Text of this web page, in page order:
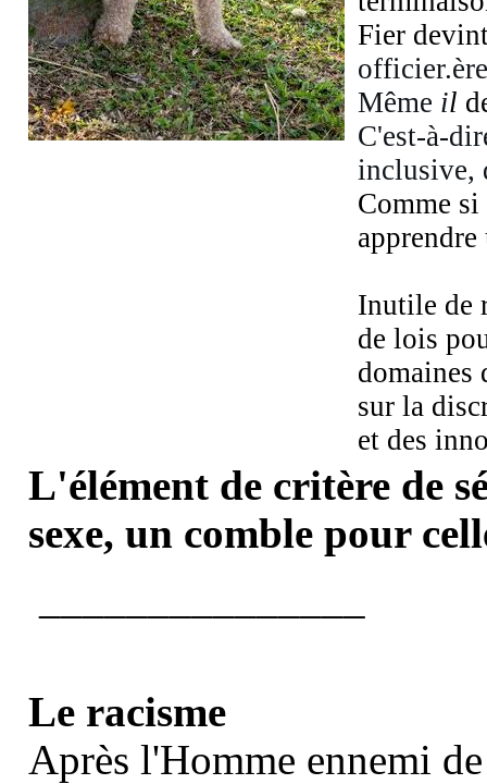
Fier
Même il
C'est-à-
inclusive,
Comme si
Inutile de
de lois
domaines
sur la
et des
L'élément de critère de
sexe, un comble pour
Le racisme
Après l'Homme ennemi